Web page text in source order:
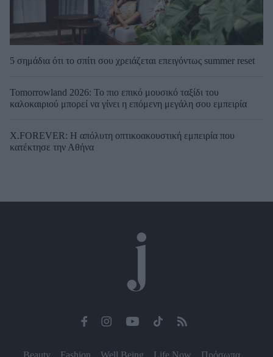
5 σημάδια ότι το σπίτι σου χρειάζεται επειγόντως summer reset
Tomorrowland 2026: Το πιο επικό μουσικό ταξίδι του
καλοκαιριού μπορεί να γίνει η επόμενη μεγάλη σου εμπειρία
X.FOREVER: Η απόλυτη οπτικοακουστική εμπειρία που
κατέκτησε την Αθήνα
Beauty Fashion Well Being Life Now Πρόσωπα